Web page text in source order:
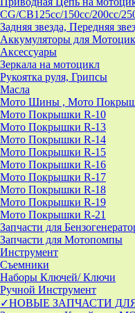
CG/CB125cc/150cc/200cc/
Задняя звезда, Передняя
Аккумуляторы для
Аксессуары
Зеркала на мотоцикл
Рукоятка руля, Грипсы
Масла
Мото Шины , Мото
Мото Покрышки R-10
Мото Покрышки R-13
Мото Покрышки R-14
Мото Покрышки R-15
Мото Покрышки R-16
Мото Покрышки R-17
Мото Покрышки R-18
Мото Покрышки R-19
Мото Покрышки R-21
Запчасти для
Запчасти для Мотопомпы
Инструмент
Съемники
Наборы Ключей/ Ключи
Ручной Инструмент
✓НОВЫЕ ЗАПЧАСТИ